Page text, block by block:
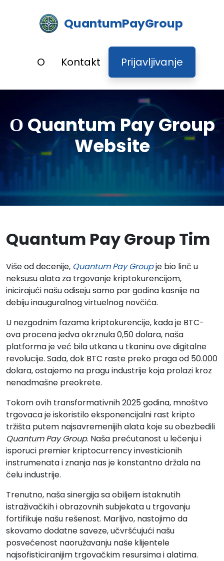
QuantumPayGroup
O Kontakt Prijavljivanje
О Quantum Pay Group
Website
Quantum Pay Group Tim
Više od decenije, Quantum Pay Groupje bio linč u
neksusu alata za trgovanje kriptokurencijom,
inicirajući našu odiseju samo par godina kasnije na
debiju inauguralnog virtuelnog novčića.
U nezgodnim fazama kriptokurencije, kada je BTC-
ova procena jedva okrznula 0,50 dolara, naša
platforma je već bila utkana u tkaninu ove digitalne
revolucije. Sada, dok BTC raste preko praga od 50.000
dolara, ostajemo na pragu industrije koja prolazi kroz
nenadmašne preokrete.
Tokom ovih transformativnih 2025 godina, mnoštvo
trgovaca je iskoristilo eksponencijalni rast kripto
tržišta putem najsavremenijih alata koje su obezbedili
Quantum Pay Group. Naša prećutanost u lečenju i
isporuci premier kriptocurrency investicionih
instrumenata i znanja nas je konstantno držala na
čelu industrije.
Trenutno, naša sinergija sa obiljem istaknutih
istraživačkih i obrazovnih subjekata u trgovanju
fortifikuje našu rešenost. Marljivo, nastojimo da
skovamo dodatne saveze, učvršćujući našu
posvećenost naoružavanju naše klijentele
najsofisticiranijim trgovačkim resursima i alatima.